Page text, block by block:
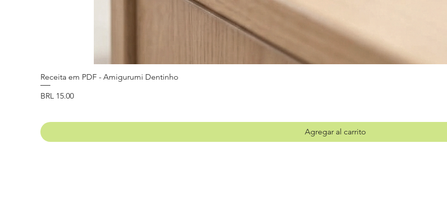
Receita em PDF - Amigurumi Dentinho
Precio
BRL 15.00
Agregar al carrito